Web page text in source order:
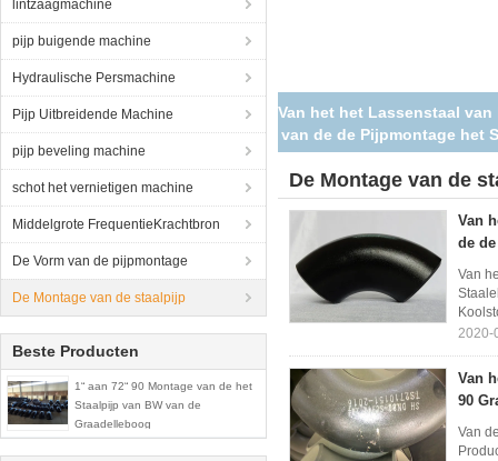
lintzaagmachine
pijp buigende machine
Hydraulische Persmachine
Pijp Uitbreidende Machine
pijp beveling machine
schot het vernietigen machine
Middelgrote FrequentieKrachtbron
De Vorm van de pijpmontage
De Montage van de staalpijp
Beste Producten
1“ aan 72“ 90 Montage van de het
Staalpijp van BW van de
Graadelleboog
Van het het Lassenstaal
van de de Pijpmontage het
De Montage van de
Van
de
Van
2020-
Van
90
Van